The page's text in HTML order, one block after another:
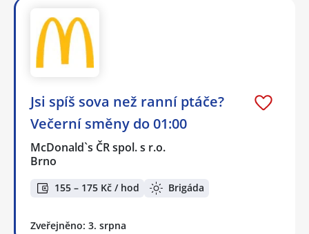
Jsi spíš sova než ranní ptáče?
Večerní směny do 01:00
McDonald`s ČR spol. s r.o.
Brno
155 – 175 Kč / hod Brigáda
Zveřejněno: 3. srpna